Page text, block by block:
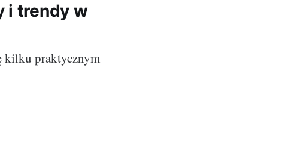
i trendy w
kilku praktycznym